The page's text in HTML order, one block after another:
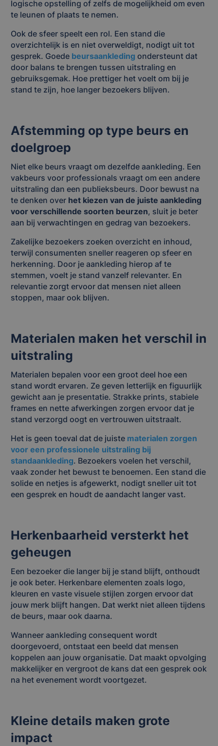
logische opstelling of zelfs de mogelijkheid om even
te leunen of plaats te nemen.
Ook de sfeer speelt een rol. Een stand die
overzichtelijk is en niet overweldigt, nodigt uit tot
gesprek. Goede beursaankleding ondersteunt dat
door balans te brengen tussen uitstraling en
gebruiksgemak. Hoe prettiger het voelt om bij je
stand te zijn, hoe langer bezoekers blijven.
Afstemming op type beurs en
doelgroep
Niet elke beurs vraagt om dezelfde aankleding. Een
vakbeurs voor professionals vraagt om een andere
uitstraling dan een publieksbeurs. Door bewust na
te denken over het kiezen van de juiste aankleding
voor verschillende soorten beurzen, sluit je beter
aan bij verwachtingen en gedrag van bezoekers.
Zakelijke bezoekers zoeken overzicht en inhoud,
terwijl consumenten sneller reageren op sfeer en
herkenning. Door je aankleding hierop af te
stemmen, voelt je stand vanzelf relevanter. En
relevantie zorgt ervoor dat mensen niet alleen
stoppen, maar ook blijven.
Materialen maken het verschil in
uitstraling
Materialen bepalen voor een groot deel hoe een
stand wordt ervaren. Ze geven letterlijk en figuurlijk
gewicht aan je presentatie. Strakke prints, stabiele
frames en nette afwerkingen zorgen ervoor dat je
stand verzorgd oogt en vertrouwen uitstraalt.
Het is geen toeval dat de juiste materialen zorgen
voor een professionele uitstraling bij
standaankleding. Bezoekers voelen het verschil,
vaak zonder het bewust te benoemen. Een stand die
solide en netjes is afgewerkt, nodigt sneller uit tot
een gesprek en houdt de aandacht langer vast.
Herkenbaarheid versterkt het
geheugen
Een bezoeker die langer bij je stand blijft, onthoudt
je ook beter. Herkenbare elementen zoals logo,
kleuren en vaste visuele stijlen zorgen ervoor dat
jouw merk blijft hangen. Dat werkt niet alleen tijdens
de beurs, maar ook daarna.
Wanneer aankleding consequent wordt
doorgevoerd, ontstaat een beeld dat mensen
koppelen aan jouw organisatie. Dat maakt opvolging
makkelijker en vergroot de kans dat een gesprek ook
na het evenement wordt voortgezet.
Kleine details maken grote
impact